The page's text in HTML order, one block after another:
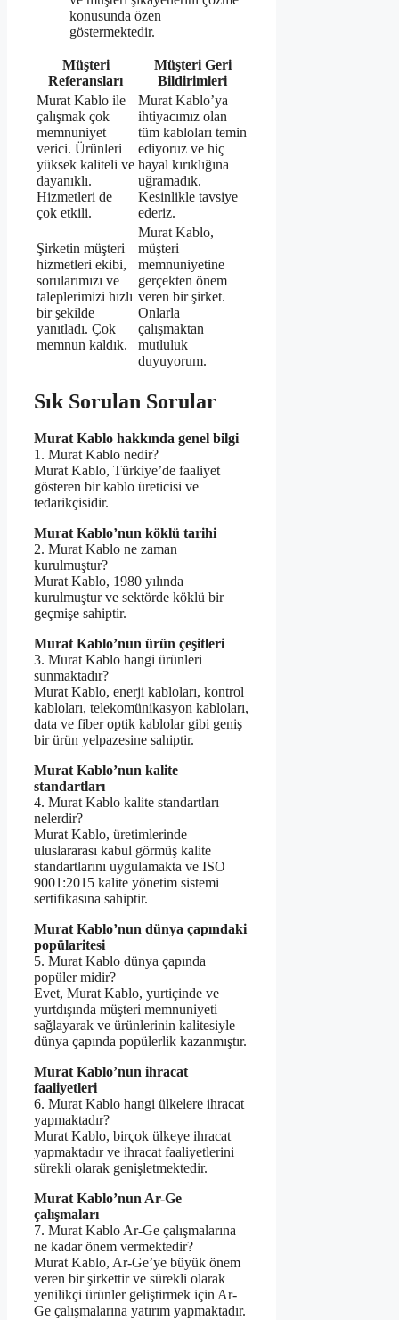
konusunda özen
göstermektedir.
Müşteri
Referansları
Müşteri Geri
Bildirimleri
Murat Kablo ile
çalışmak çok
memnuniyet
verici. Ürünleri
yüksek kaliteli ve
dayanıklı.
Hizmetleri de
çok etkili.
Murat Kablo’ya
ihtiyacımız olan
tüm kabloları temin
ediyoruz ve hiç
hayal kırıklığına
uğramadık.
Kesinlikle tavsiye
ederiz.
Şirketin müşteri
hizmetleri ekibi,
sorularımızı ve
taleplerimizi hızlı
bir şekilde
yanıtladı. Çok
memnun kaldık.
Murat Kablo,
müşteri
memnuniyetine
gerçekten önem
veren bir şirket.
Onlarla
çalışmaktan
mutluluk
duyuyorum.
Sık Sorulan Sorular
Murat Kablo hakkında genel bilgi
1. Murat Kablo nedir?
Murat Kablo, Türkiye’de faaliyet
gösteren bir kablo üreticisi ve
tedarikçisidir.
Murat Kablo’nun köklü tarihi
2. Murat Kablo ne zaman
kurulmuştur?
Murat Kablo, 1980 yılında
kurulmuştur ve sektörde köklü bir
geçmişe sahiptir.
Murat Kablo’nun ürün çeşitleri
3. Murat Kablo hangi ürünleri
sunmaktadır?
Murat Kablo, enerji kabloları, kontrol
kabloları, telekomünikasyon kabloları,
data ve fiber optik kablolar gibi geniş
bir ürün yelpazesine sahiptir.
Murat Kablo’nun kalite
standartları
4. Murat Kablo kalite standartları
nelerdir?
Murat Kablo, üretimlerinde
uluslararası kabul görmüş kalite
standartlarını uygulamakta ve ISO
9001:2015 kalite yönetim sistemi
sertifikasına sahiptir.
Murat Kablo’nun dünya çapındaki
popülaritesi
5. Murat Kablo dünya çapında
popüler midir?
Evet, Murat Kablo, yurtiçinde ve
yurtdışında müşteri memnuniyeti
sağlayarak ve ürünlerinin kalitesiyle
dünya çapında popülerlik kazanmıştır.
Murat Kablo’nun ihracat
faaliyetleri
6. Murat Kablo hangi ülkelere ihracat
yapmaktadır?
Murat Kablo, birçok ülkeye ihracat
yapmaktadır ve ihracat faaliyetlerini
sürekli olarak genişletmektedir.
Murat Kablo’nun Ar-Ge
çalışmaları
7. Murat Kablo Ar-Ge çalışmalarına
ne kadar önem vermektedir?
Murat Kablo, Ar-Ge’ye büyük önem
veren bir şirkettir ve sürekli olarak
yenilikçi ürünler geliştirmek için Ar-
Ge çalışmalarına yatırım yapmaktadır.